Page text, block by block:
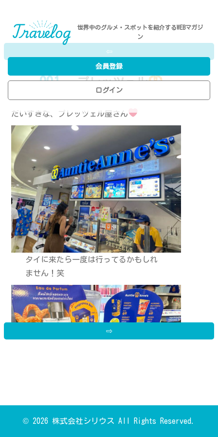
世界中のグルメ・スポットを紹介するWEBマガジ
ン
会員登録
ログイン
⇦
001- プレッツェル
だいすきな、プレッツェル屋さん
タイに来たら一度は行ってるかもしれ
ません！笑
フレグランスみたいなのも発売してま
⇨
© 2026 株式会社シリウス All Rights Reserved.